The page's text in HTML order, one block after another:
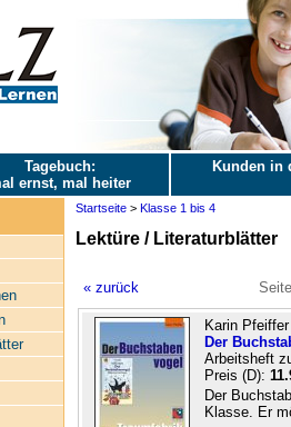
Tagebuch:
ernst, mal heiter
Kunden in
Startseite> Klasse 1 bis 4
Lektüre / Literaturblätter
« zurück
Karin Pfeiffer
Der
Arbeitsheft
Preis (D):
Der
Klasse. Er